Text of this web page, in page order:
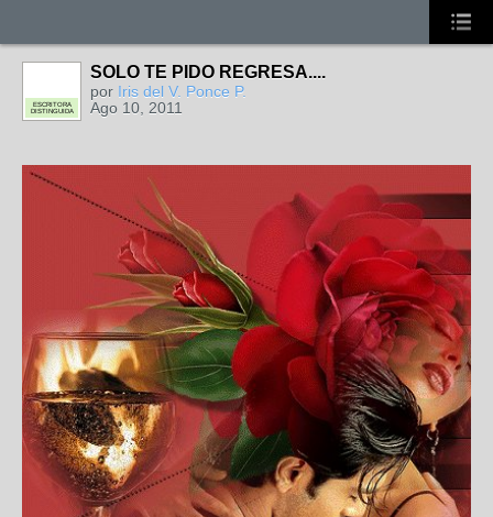
ESCRITORA
DISTINGUIDA
SOLO TE PIDO REGRESA....
por Iris del V. Ponce P.
Ago 10, 2011